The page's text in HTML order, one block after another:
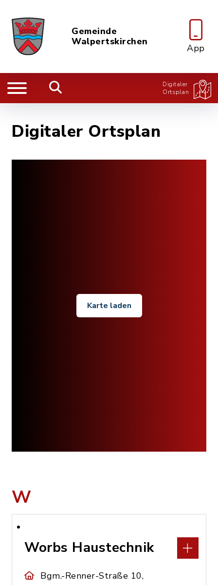
Gemeinde
Walpertskirchen
App
Digitaler
Ortsplan
Digitaler Ortsplan
Karte laden
W
Worbs Haustechnik
Bgm.-Renner-Straße 10,